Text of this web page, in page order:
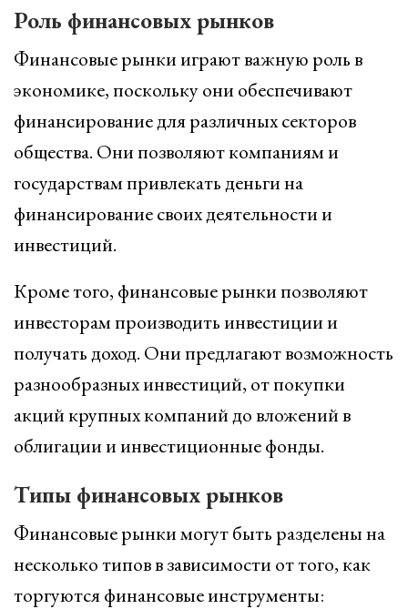
Роль финансовых рынков
Финансовые рынки играют важную роль в
экономике, поскольку они обеспечивают
финансирование для различных секторов
общества. Они позволяют компаниям и
государствам привлекать деньги на
финансирование своих деятельности и
инвестиций.
Кроме того, финансовые рынки позволяют
инвесторам производить инвестиции и
получать доход. Они предлагают возможность
разнообразных инвестиций, от покупки
акций крупных компаний до вложений в
облигации и инвестиционные фонды.
Типы финансовых рынков
Финансовые рынки могут быть разделены на
несколько типов в зависимости от того, как
торгуются финансовые инструменты: